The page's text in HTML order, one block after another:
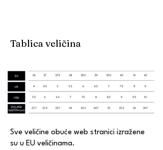
Tablica veličina
Sve veličine obuće web stranici izražene
su u EU veličinama.